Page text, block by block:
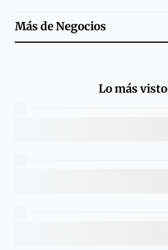
Más deNegocios
Lo más visto